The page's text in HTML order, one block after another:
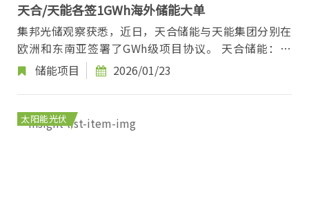
天合/天能各签1GWh海外储能大单
集邦光储观察获悉，近日，天合储能与天能集团分别在
欧洲和东南亚签署了GWh级项目协议。 天合储能：签
约意大利1GWh储能项目 天合储能与爱尔兰可再生能...
储能项目 2026/01/23
太阳能光伏